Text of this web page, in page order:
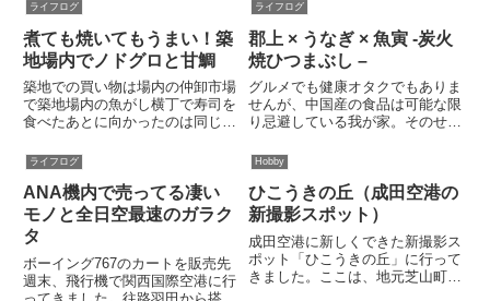
ライフログ
煮ても焼いてもうまい！築
地場内でノドグロと甘鯛
築地での買い物は場内の仲卸市場
で築地場内の魚がし横丁で寿司を
食べたあとに向かったのは同じく
を行っている場所は一般客立ち入
り禁止ですが仲卸市場は入場可能
です。一般客に販売もしてくれま
す。ここは街の鮮魚店や飲食店
な...
ライフログ
郡上 × うなぎ × 魚寅 -炭火
焼ひつまぶし –
グルメでも健康オタクでもありま
せんが、中国産の食品は可能な限
り忌避している我が家。そのせい
鰻から遠ざかっています。ついさ
っきも「今年は鰻を食してないな
ぁ」とため息をついたばかり。あ
れ、でも、よく考えたら今年も
鰻...
ライフログ
ANA機内で売ってる凄い
モノと全日空最速のガラク
タ
ボーイング767のカートを販売先
週末、飛行機で関西国際空港に行
Hobby
ひこうきの丘（成田空港の
新撮影スポット）
成田空港に新しくできた新撮影ス
ポット「ひこうきの丘」に行って
きました。ここは、地元芝山町が